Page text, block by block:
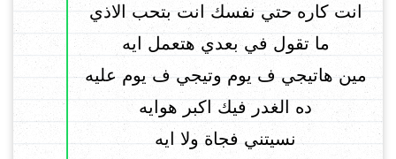
انت كاره حتي نفسك انت بتحب الاذي
ما تقول في بعدي هتعمل ايه
مين هاتيجي ف يوم وتيجي ف يوم عليه
ده الغدر فيك اكبر هوايه
نسيتني فجاة ولا ايه